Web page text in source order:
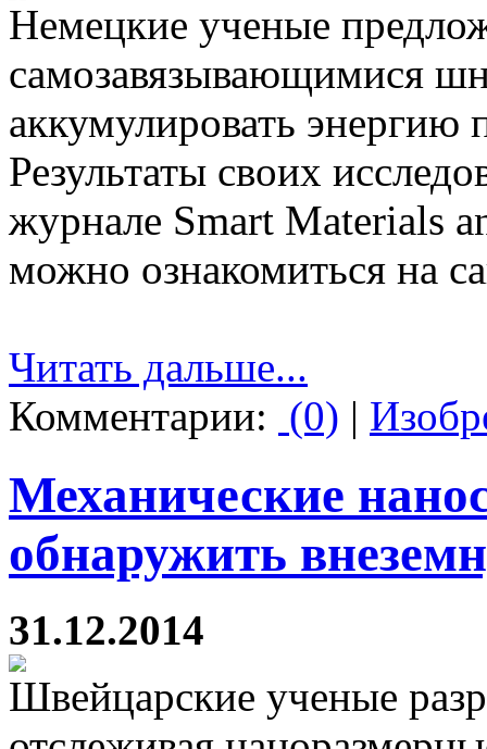
Немецкие ученые
самозавязывающимися
аккумулировать энергию
Результаты своих
журнале Smart Materials
можно ознакомиться на
Читать дальше...
Комментарии: (0) |
Механические
обнаружить
31.12.2014
Швейцарские ученые